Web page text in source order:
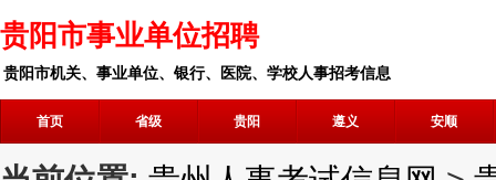
贵阳市事业单位招聘
贵阳市机关、事业单位、银行、医院、学校人事招考信息
首页 省级 贵阳 遵义 安顺